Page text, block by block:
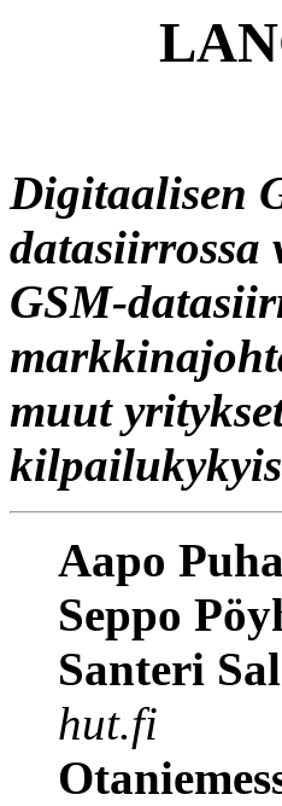
Digitaalisen
datasiirrossa
GSM-
muut
Aapo
Seppo
Santeri
hut.fi